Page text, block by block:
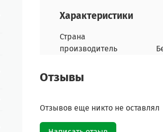
Характеристики
Страна
производитель
Отзывы
Отзывов еще никто не оставлял